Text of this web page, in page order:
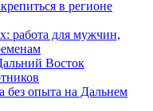
в регионе
работа для мужчин,
Восток
без опыта на Дальнем